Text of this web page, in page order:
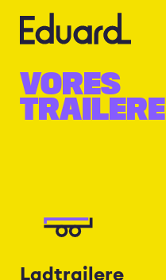
hovedindhold
VORES
TRAILERE
Ladtrailere